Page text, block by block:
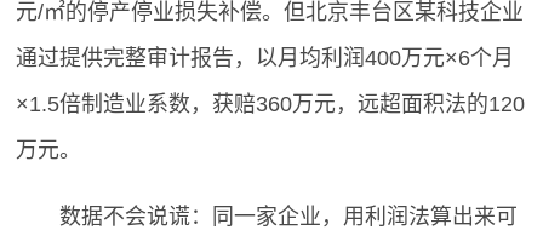
元/㎡的停产停业损失补偿。但北京丰台区某科技企业
通过提供完整审计报告，以月均利润400万元×6个月
×1.5倍制造业系数，获赔360万元，远超面积法的120
万元。
数据不会说谎：同一家企业，用利润法算出来可